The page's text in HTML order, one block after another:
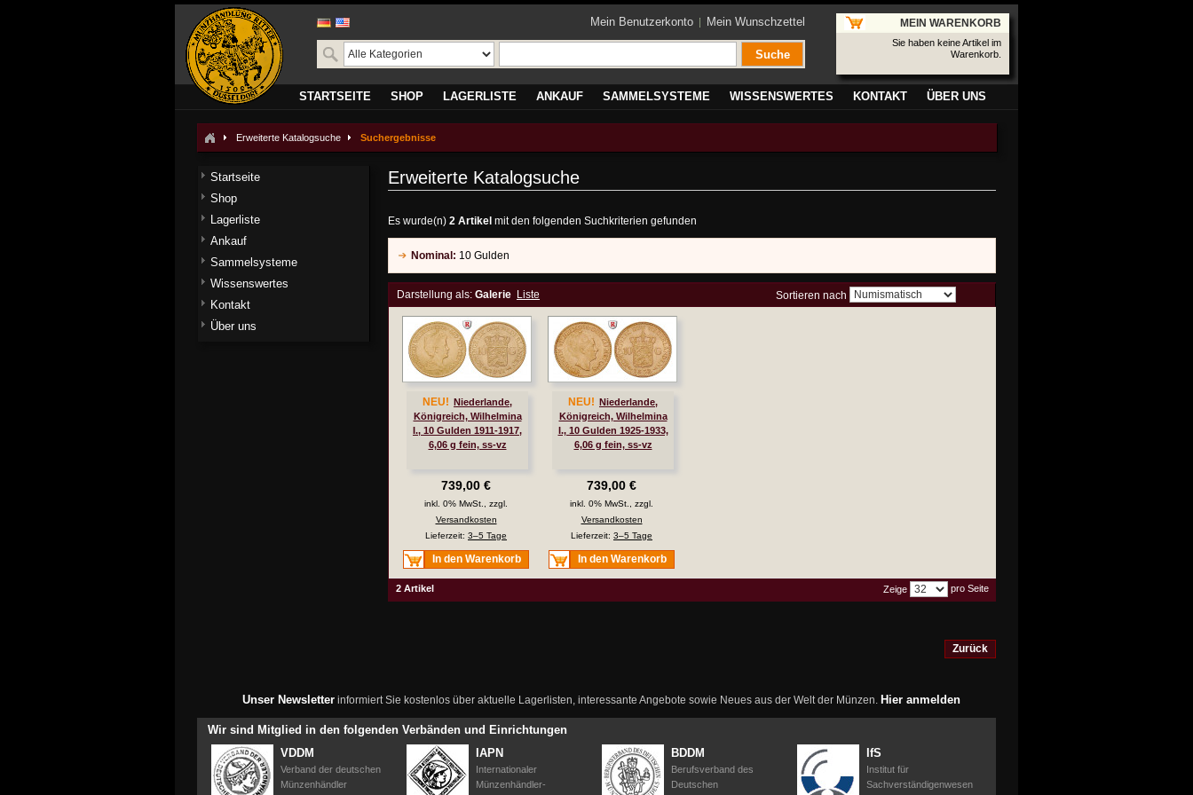
Mein Benutzerkonto Mein Wunschzettel
Suche
MEIN WARENKORB
Sie haben keine Artikel im
Warenkorb.
STARTSEITE SHOP LAGERLISTE ANKAUF SAMMELSYSTEME WISSENSWERTES KONTAKT ÜBER UNS
Erweiterte Katalogsuche Suchergebnisse
Erweiterte Katalogsuche
Es wurde(n) 2 Artikel mit den folgenden Suchkriterien gefunden
Nominal: 10 Gulden
Darstellung als: Galerie Liste Sortieren nach
NEU!
Niederlande,
Königreich, Wilhelmina
I., 10 Gulden 1911-1917,
6,06 g fein, ss-vz
739,00 €
inkl. 0% MwSt., zzgl.
Versandkosten
Lieferzeit: 3–5 Tage
In den Warenkorb
NEU!
Niederlande,
Königreich, Wilhelmina
I., 10 Gulden 1925-1933,
6,06 g fein, ss-vz
739,00 €
inkl. 0% MwSt., zzgl.
Versandkosten
Lieferzeit: 3–5 Tage
In den Warenkorb
2 Artikel Zeige pro Seite
Zurück
Startseite
Shop
Lagerliste
Ankauf
Sammelsysteme
Wissenswertes
Kontakt
Über uns
Unser Newsletterinformiert Sie kostenlos über aktuelle Lagerlisten, interessante Angebote sowie Neues aus der Welt der Münzen. Hier anmelden
Wir sind Mitglied in den folgenden Verbänden und Einrichtungen
VDDM
Verband der deutschen
Münzenhändler
IAPN
Internationaler
Münzenhändler-
BDDM
Berufsverband des
Deutschen
IfS
Institut für
Sachverständigenwesen